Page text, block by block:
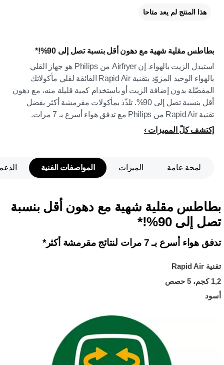
بطاطس مقلية شهية مع دهون أقل بنسبة تصل إلى 90%!*
استبدل الزيت بالهواء. إن Airfryer من Philips هو جهاز القلي
بالهواء الوحيد المزوّد بتقنية Rapid Air الفائقة لقلي مأكولاتك
المفضّلة بدون إضافة الزيت أو باستخدام كمية قليلة منه، مع دهون
أقل بنسبة تصل إلى 90%. تلذّذ بمأكولات مقرمشة أكثر بفضل
تقنية Rapid Air من Philips مع تدفق هواء أسرع بـ 7 مرات.
إكتشف كلّ المميزات
هذا المنتج لم يعد متاحا
لمحة عامة الميزات المواصفات الفنية
بطاطس مقلية شهية مع دهون أقل بنسبة
تصل إلى 90%!*
تدفق هواء أسرع بـ 7 مرات لنتائج مقرمشة أكثر*
تقنية Rapid Air
1,2 كجم، 5 حصص
أسود